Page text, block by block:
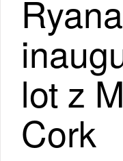
lot z
Cork